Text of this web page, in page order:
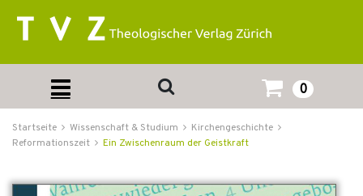
0
Startseite Wissenschaft & Studium
Kirchengeschichte
Reformationszeit
Ein Zwischenraum der Geistkraft